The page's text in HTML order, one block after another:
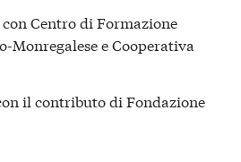
Centro di Formazione
Monregalese e Cooperativa
il contributo di Fondazione